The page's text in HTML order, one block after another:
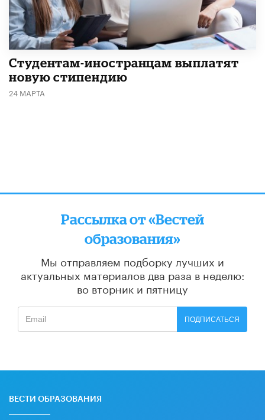
Студентам-иностранцам выплатят
новую стипендию
24 МАРТА
Рассылка от «Вестей
образования»
Мы отправляем подборку лучших и
актуальных материалов два раза в неделю:
во вторник и пятницу
ПОДПИСАТЬСЯ
ВЕСТИ ОБРАЗОВАНИЯ